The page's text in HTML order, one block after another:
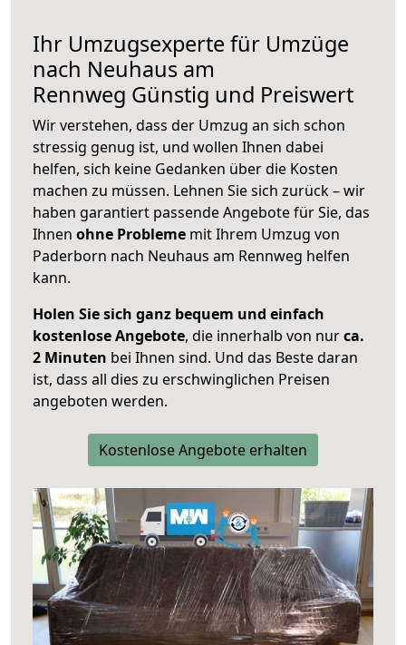
Ihr Umzugsexperte für Umzüge
nach Neuhaus am
Rennweg Günstig und Preiswert
Wir verstehen, dass der Umzug an sich schon
stressig genug ist, und wollen Ihnen dabei
helfen, sich keine Gedanken über die Kosten
machen zu müssen. Lehnen Sie sich zurück – wir
haben garantiert passende Angebote für Sie, das
Ihnen ohne Probleme mit Ihrem Umzug von
Paderborn nach Neuhaus am Rennweg helfen
kann.
Holen Sie sich ganz bequem und einfach
kostenlose Angebote, die innerhalb von nurca.
2 Minuten bei Ihnen sind. Und das Beste daran
ist, dass all dies zu erschwinglichen Preisen
angeboten werden.
Kostenlose Angebote erhalten